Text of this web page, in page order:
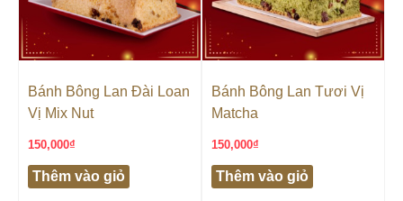
Bánh Bông Lan Đài Loan
Vị Mix Nut
150,000₫
Thêm vào giỏ
Bánh Bông Lan Tươi Vị
Matcha
150,000₫
Thêm vào giỏ